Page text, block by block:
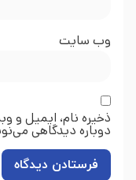
وب‌ سایت
ذخیره نام، ایمیل و
دوباره دیدگاهی